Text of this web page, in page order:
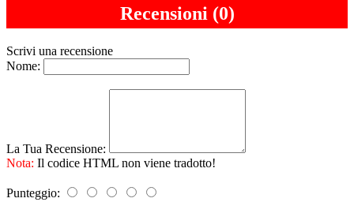
Recensioni (0)
Scrivi una recensione
Nome:
La Tua Recensione:
Nota: Il codice HTML non viene tradotto!
Punteggio: